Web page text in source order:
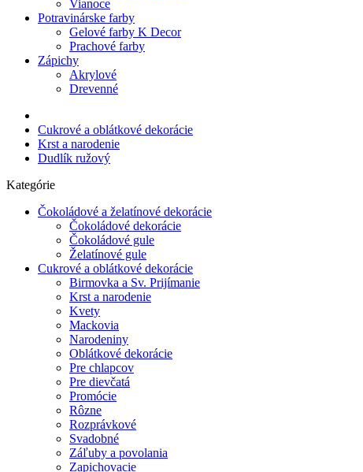
Vianoce
Potravinárske farby
Gelové farby K Decor
Prachové farby
Zápichy
Akrylové
Drevenné
Cukrové a oblátkové dekorácie
Krst a narodenie
Dudlík ružový
Kategórie
Čokoládové a želatínové dekorácie
Čokoládové dekorácie
Čokoládové gule
Želatínové gule
Cukrové a oblátkové dekorácie
Birmovka a Sv. Prijímanie
Krst a narodenie
Kvety
Mackovia
Narodeniny
Oblátkové dekorácie
Pre chlapcov
Pre dievčatá
Promócie
Rôzne
Rozprávkové
Svadobné
Záľuby a povolania
Zapichovacie